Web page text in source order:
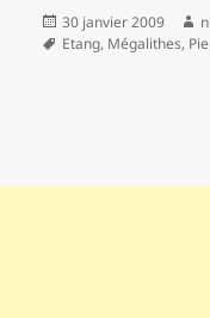
Publié
le
30 janvier 2009
Mots-
clés
Etang, Mégalithes,